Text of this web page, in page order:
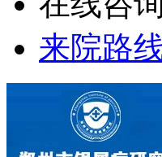
来院路